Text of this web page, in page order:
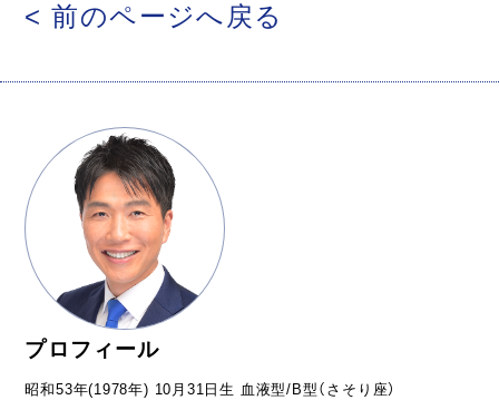
< 前のページへ戻る
プロフィール
昭和53年(1978年) 10月31日生 血液型/B型（さそり座）